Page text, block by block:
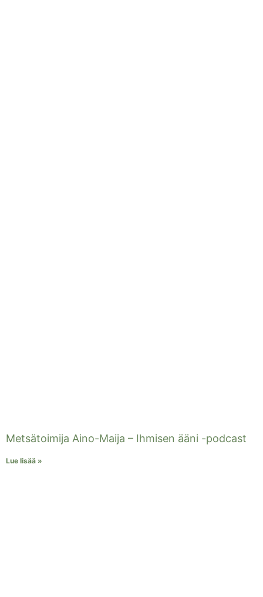
Metsätoimija Aino-Maija – Ihmisen ääni -podcast
Lue lisää »